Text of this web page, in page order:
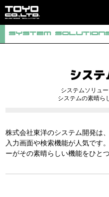
System
シス
システムソリュ
システムの素晴ら
株式会社東洋のシステム開発は
入力画面や検索機能が人気です。
ーがその素晴らしい機能をひと